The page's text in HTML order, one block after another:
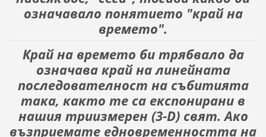
означавало понятието "край на
времето".
Край на времето би трябвало да
означава край на линейната
последователност на събитията
така, както те са експонирани в
нашия триизмерен (3-D) свят. Ако
възприемате едновременността на